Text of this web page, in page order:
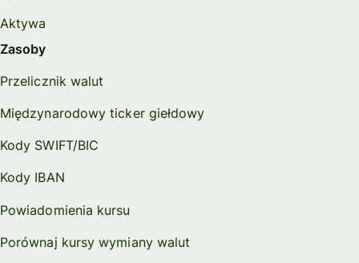
Aktywa
Zasoby
Przelicznik walut
Międzynarodowy ticker giełdowy
Kody SWIFT/BIC
Kody IBAN
Powiadomienia kursu
Porównaj kursy wymiany walut